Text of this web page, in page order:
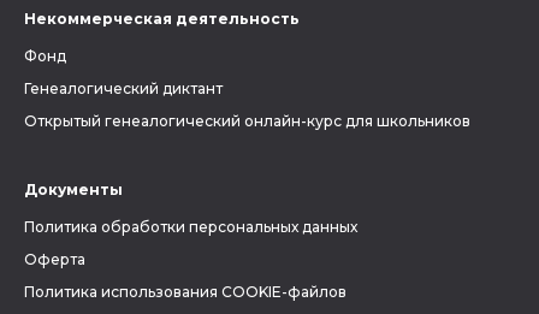
Некоммерческая деятельность
Фонд
Генеалогический диктант
Открытый генеалогический онлайн-курс для школьников
Документы
Политика обработки персональных данных
Оферта
Политика использования COOKIE-файлов